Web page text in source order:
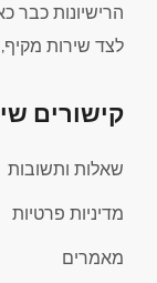
הרישיונות כבר
לצד שירות
קישורים
שאלות ותשובות
מדיניות פרטיות
מאמרים